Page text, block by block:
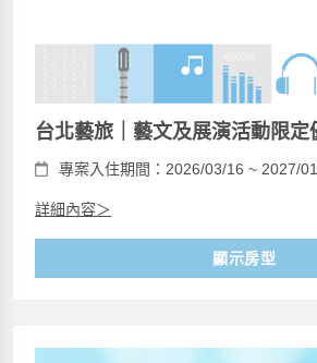
台北藝旅｜藝文及展演活動限定
專案入住期間：2026/03/16 ~ 2027/
詳細內容＞
顯示房型